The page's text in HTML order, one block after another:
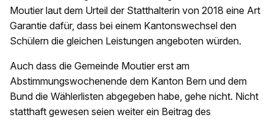
Moutier laut dem Urteil der Statthalterin von 2018 eine Art
Garantie dafür, dass bei einem Kantonswechsel den
Schülern die gleichen Leistungen angeboten würden.
Auch dass die Gemeinde Moutier erst am
Abstimmungswochenende dem Kanton Bern und dem
Bund die Wählerlisten abgegeben habe, gehe nicht. Nicht
statthaft gewesen seien weiter ein Beitrag des